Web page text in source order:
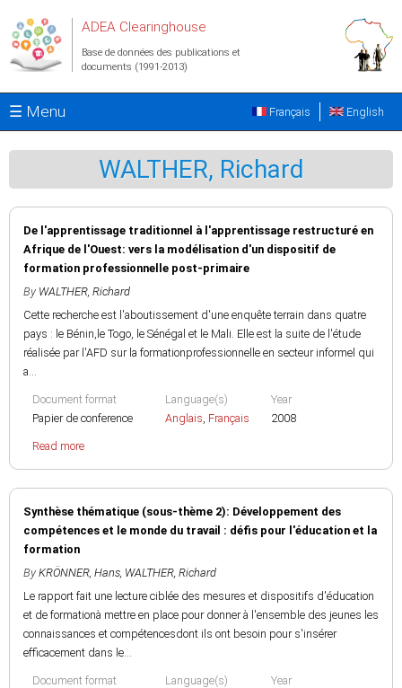
ADEA Clearinghouse
Base de données des publications et
documents (1991-2013)
☰ Menu English
Français
WALTHER, Richard
De l'apprentissage traditionnel à l'apprentissage restructuré en
Afrique de l'Ouest: vers la modélisation d'un dispositif de
formation professionnelle post-primaire
By WALTHER, Richard
Cette recherche est l'aboutissement d'une enquête terrain dans quatre
pays : le Bénin,le Togo, le Sénégal et le Mali. Elle est la suite de l'étude
réalisée par l'AFD sur la formationprofessionnelle en secteur informel qui
a...
Document format
Papier de conference
Language(s)
Anglais, Français
Year
2008
Read more
Synthèse thématique (sous-thème 2): Développement des
compétences et le monde du travail : défis pour l'éducation et la
formation
By KRÖNNER, Hans, WALTHER, Richard
Le rapport fait une lecture ciblée des mesures et dispositifs d'éducation
et de formationà mettre en place pour donner à l'ensemble des jeunes les
connaissances et compétencesdont ils ont besoin pour s'insérer
efficacement dans le...
Document format
Language(s)
Year